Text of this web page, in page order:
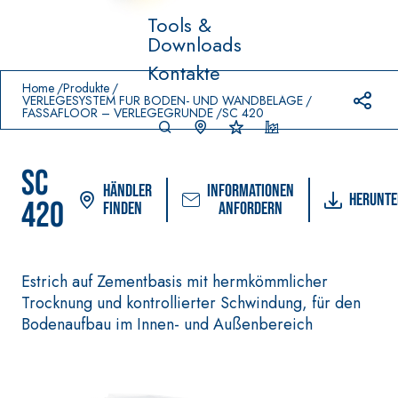
Tools &
Downloads
Kontakte
Home Produkte
VERLEGESYSTEM FÜR BODEN- UND WANDBELÄGE
FASSAFLOOR – VERLEGEGRÜNDE SC 420
SC
420
Händler
finden
Informationen
anfordern
Estrich auf Zementbasis mit hermkömmlicher
Trocknung und kontrollierter Schwindung, für den
Bodenaufbau im Innen- und Außenbereich
Prodotti in primo piano
VERLEGESYSTEM FÜR
BODEN- UND
WANDBELÄGE
AQ –
FASSACOLO
UR
m
FARBANSTRICHE